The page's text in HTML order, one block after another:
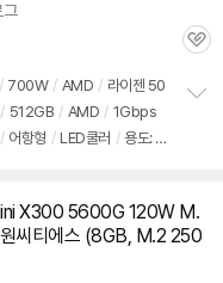
그
관
/ 700W / AMD / 라이젠 50
/ 512GB / AMD / 1Gbps
/ 어항형 / LED쿨러 / 용도: 사
X300 5600G 120W M.
씨티에스 (8GB, M.2 250